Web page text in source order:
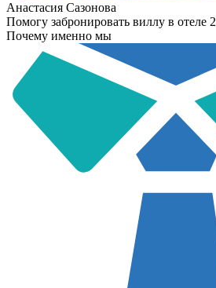
Анастасия Сазонова
Помогу забронировать виллу в отеле 2
Почему именно мы